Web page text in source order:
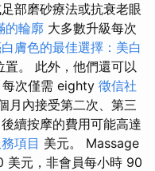
部磨砂療法或抗衰老眼
的輪廓 大多數升級每次
膚色的最佳選擇：美白
置。 此外，他們還可以
每次僅需 eighty 徵信社
月內接受第二次、第三
續按摩的費用可能高達
項目 美元。 Massage
美元，非會員每小時 90